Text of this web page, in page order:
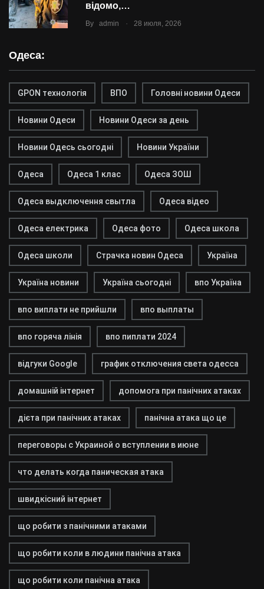
відомо,…
By admin . 28 июля, 2026
Одеса:
GPON технологія ВПО Головні новини Одеси
Новини Одеси Новини Одеси за день
Новини Одесь сьогодні Новини України
Одеса Одеса 1 клас Одеса ЗОШ
Одеса выдключення свытла Одеса відео
Одеса електрика Одеса фото Одеса школа
Одеса школи Страчка новин Одеса Україна
Україна новини Україна сьогодні впо Україна
впо виплати не прийшли впо выплаты
впо горяча лінія впо пиплати 2024
відгуки Google график отключения света одесса
домашній інтернет допомога при панічних атаках
дієта при панічних атаках панічна атака що це
переговоры с Украиной о вступлении в июне
что делать когда паническая атака
швидкісний інтернет
що робити з панічними атаками
що робити коли в людини панічна атака
що робити коли панічна атака